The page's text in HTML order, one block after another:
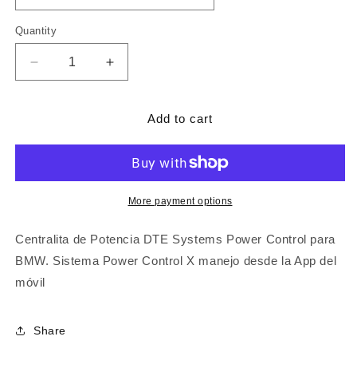
Quantity
Decrease
quantity
(G21,
Increase
quantity
PowerControl
Touring
(G21,
G81)
Add to cart
More payment options
Centralita de Potencia DTE Systems Power Control para
BMW. Sistema Power Control X manejo desde la App del
móvil
Share